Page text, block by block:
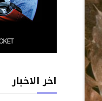
اخر الاخبار